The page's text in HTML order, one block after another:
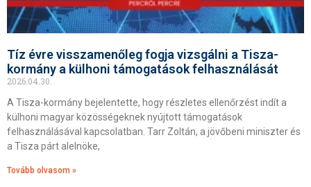
Tíz évre visszamenőleg fogja vizsgálni a Tisza-
kormány a külhoni támogatások felhasználását
2026.04.30.
A Tisza-kormány bejelentette, hogy részletes ellenőrzést indít a
külhoni magyar közösségeknek nyújtott támogatások
felhasználásával kapcsolatban. Tarr Zoltán, a jövőbeni miniszter és
a Tisza párt alelnöke,
Tovább olvasom »